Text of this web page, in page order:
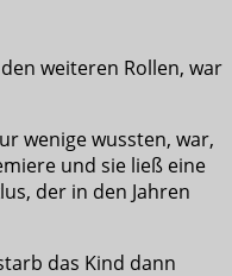
weiteren Rollen, war
wenige wussten, war,
und sie ließ eine
der in den Jahren
das Kind dann